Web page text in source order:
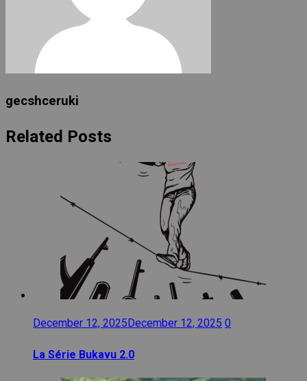
gecshceruki
Related Posts
December 12, 2025 December 12, 2025 0
La Série Bukavu 2.0